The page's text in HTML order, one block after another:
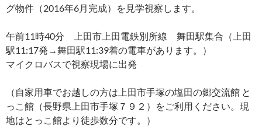
グ物件（2016年6月完成）を見学視察します。
午前11時40分 上田市上田電鉄別所線 舞田駅集合（上田
駅11:17発→舞田駅11:39着の電車があります。）
マイクロバスで視察現場に出発
（自家用車でお越しの方は上田市手塚の塩田の郷交流館 と
っこ館（長野県上田市手塚７９２）をご利用ください。現
地はとっこ館より徒歩数分です。）